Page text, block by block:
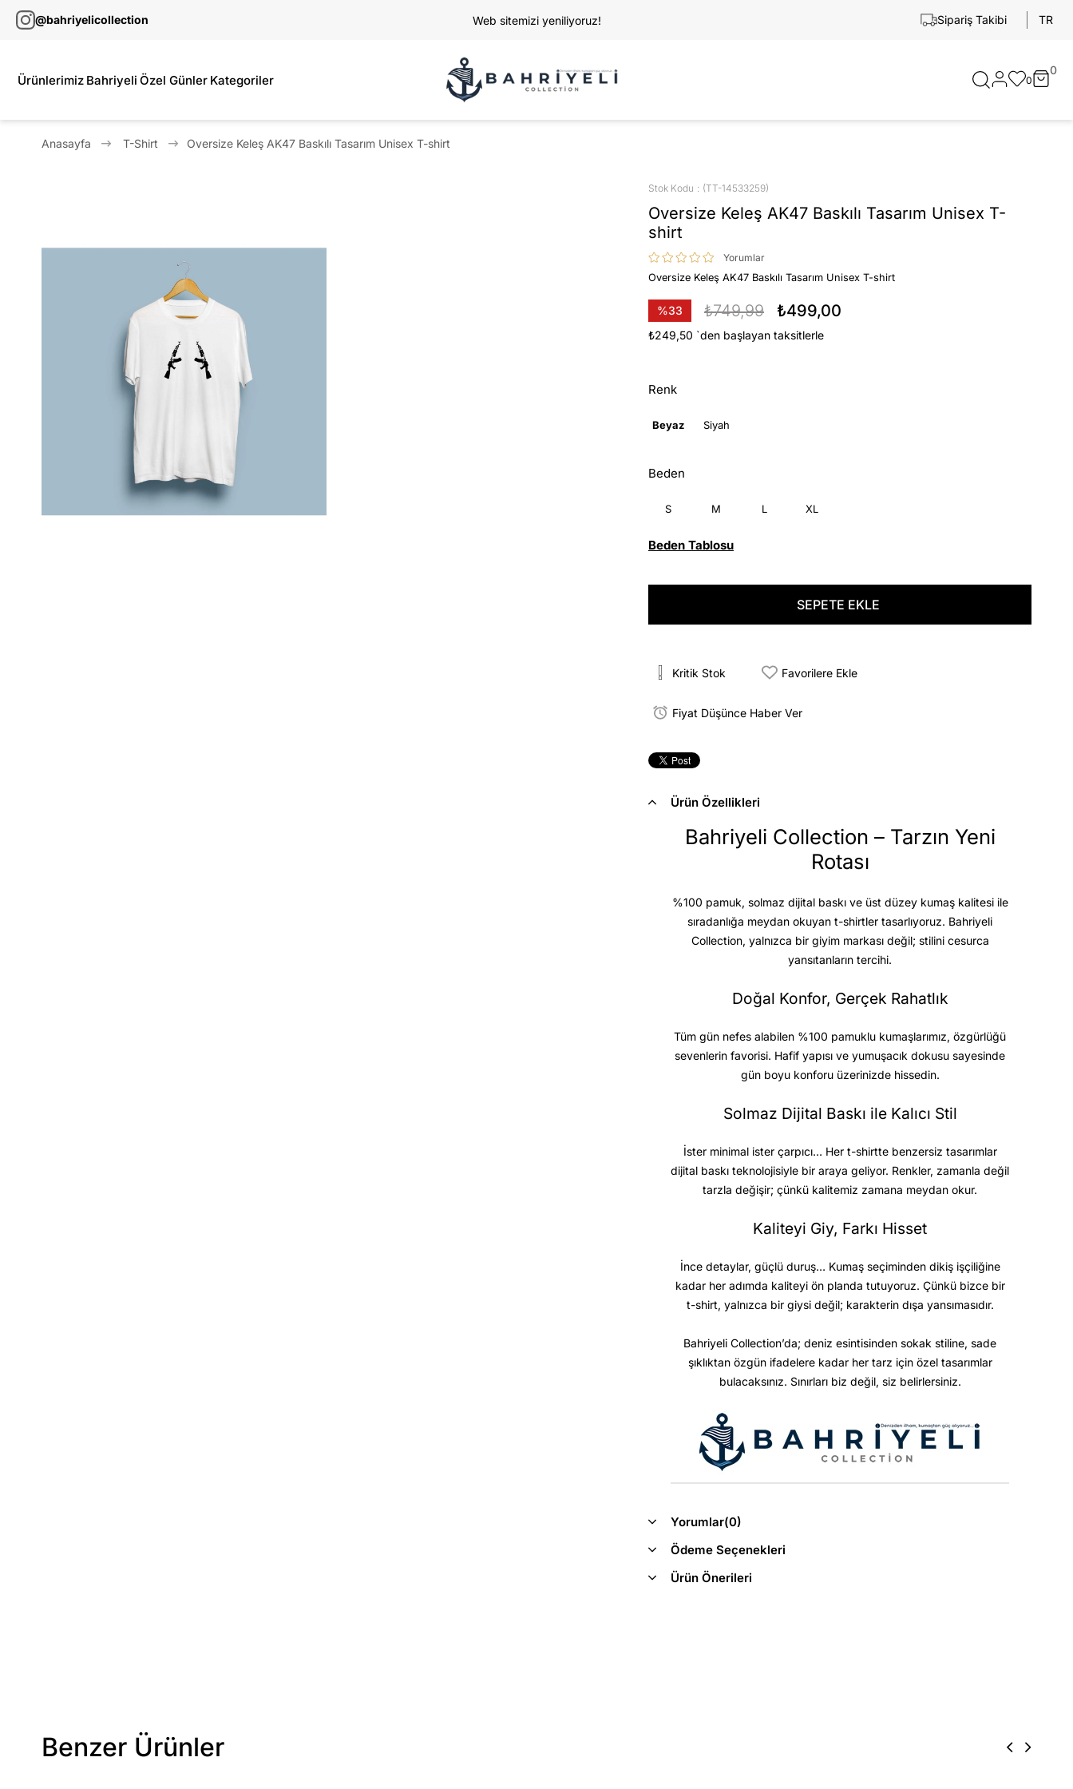
@bahriyelicollection Web sitemizi yeniliyoruz! Sipariş Takibi TR
Ürünlerimiz Bahriyeli Özel Günler Kategoriler 0
0
Anasayfa T-Shirt Oversize Keleş AK47 Baskılı Tasarım Unisex T-shirt
Stok Kodu (TT-14533259)
Oversize Keleş AK47 Baskılı Tasarım Unisex T-
shirt
Yorumlar
Oversize Keleş AK47 Baskılı Tasarım Unisex T-shirt
%33
İndirim
₺749,99 ₺499,00
₺249,50 `den başlayan taksitlerle
Renk
Beyaz Siyah
Beden
S M L XL
Beden Tablosu
Kritik Stok Favorilere Ekle
Fiyat Düşünce Haber Ver
Ürün Özellikleri
Bahriyeli Collection – Tarzın Yeni
Rotası
%100 pamuk, solmaz dijital baskı ve üst düzey kumaş kalitesiile
sıradanlığa meydan okuyan t-shirtler tasarlıyoruz. Bahriyeli
Collection, yalnızca bir giyim markası değil; stilini cesurca
yansıtanların tercihi.
Doğal Konfor, Gerçek Rahatlık
Tüm gün nefes alabilen %100 pamuklu kumaşlarımız, özgürlüğü
sevenlerin favorisi. Hafif yapısı ve yumuşacık dokusu sayesinde
gün boyu konforu üzerinizde hissedin.
Solmaz Dijital Baskı ile Kalıcı Stil
İster minimal ister çarpıcı… Her t-shirtte benzersiz tasarımlar
dijital baskı teknolojisiyle bir araya geliyor. Renkler, zamanla değil
tarzla değişir; çünkü kalitemiz zamana meydan okur.
Kaliteyi Giy, Farkı Hisset
İnce detaylar, güçlü duruş… Kumaş seçiminden dikiş işçiliğine
kadar her adımda kaliteyi ön planda tutuyoruz. Çünkü bizce bir
t-shirt, yalnızca bir giysi değil; karakterin dışa yansımasıdır.
Bahriyeli Collection’da; deniz esintisinden sokak stiline, sade
şıklıktan özgün ifadelere kadar her tarz için özel tasarımlar
bulacaksınız. Sınırları biz değil, siz belirlersiniz.
Yorumlar(0)
Ödeme Seçenekleri
Ürün Önerileri
Benzer Ürünler